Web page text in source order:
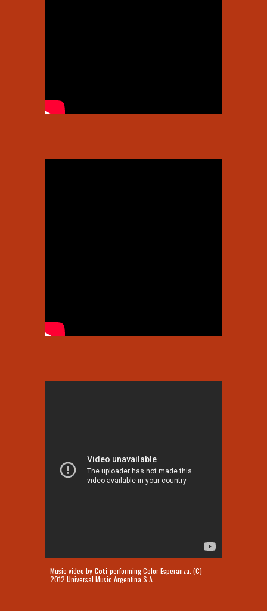
Music video by Coti performing Color Esperanza. (C)
2012 Universal Music Argentina S.A.